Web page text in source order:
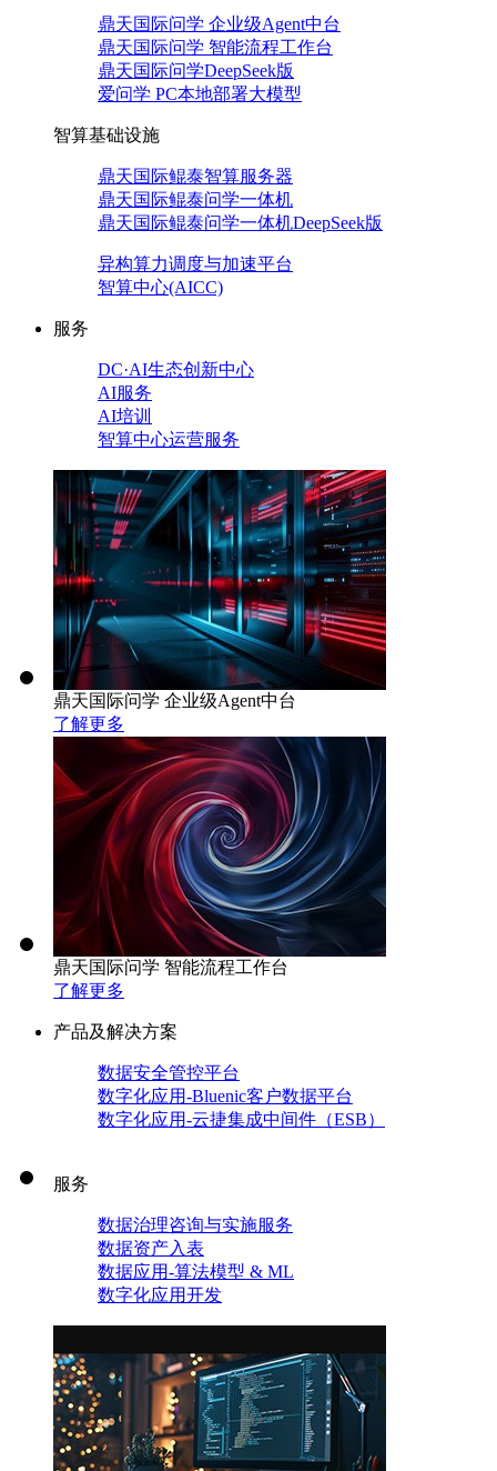
鼎天国际问学 企业级Agent中台
鼎天国际问学 智能流程工作台
鼎天国际问学DeepSeek版
爱问学 PC本地部署大模型
智算基础设施
鼎天国际鲲泰智算服务器
鼎天国际鲲泰问学一体机
鼎天国际鲲泰问学一体机DeepSeek版
异构算力调度与加速平台
智算中心(AICC)
服务
DC·AI生态创新中心
AI服务
AI培训
智算中心运营服务
鼎天国际问学 企业级Agent中台
了解更多
鼎天国际问学 智能流程工作台
了解更多
产品及解决方案
数据安全管控平台
数字化应用-Bluenic客户数据平台
数字化应用-云捷集成中间件（ESB）
服务
数据治理咨询与实施服务
数据资产入表
数据应用-算法模型 & ML
数字化应用开发